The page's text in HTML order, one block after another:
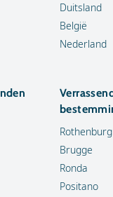
Duitsland
België
Nederland
Brugge
Ronda
Positano